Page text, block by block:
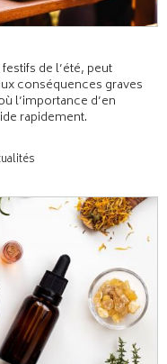
de l’été, peut
conséquences graves
l’importance d’en
rapidement.